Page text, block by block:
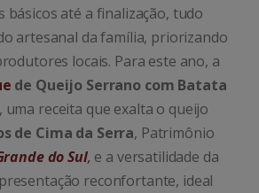
básicos até a finalização, tudo
artesanal da família, priorizando
locais. Para este ano, a
de Queijo Serrano com Batata
uma receita que exalta o queijo
de Cima da Serra, Patrimônio
do Sul, e a versatilidade da
reconfortante, ideal